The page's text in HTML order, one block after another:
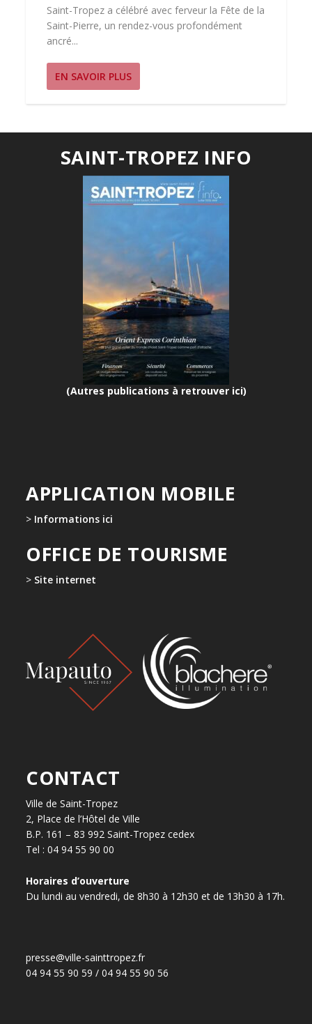
Saint-Tropez a célébré avec ferveur la Fête de la
Saint-Pierre, un rendez-vous profondément
ancré...
EN SAVOIR PLUS
SAINT-TROPEZ INFO
(Autres publications à retrouver ici)
APPLICATION MOBILE
> Informations ici
OFFICE DE TOURISME
> Site internet
CONTACT
Ville de Saint-Tropez
2, Place de l’Hôtel de Ville
B.P. 161 – 83 992 Saint-Tropez cedex
Tel : 04 94 55 90 00
Horaires d’ouverture
Du lundi au vendredi, de 8h30 à 12h30 et de 13h30 à 17h.
presse@ville-sainttropez.fr
04 94 55 90 59 / 04 94 55 90 56